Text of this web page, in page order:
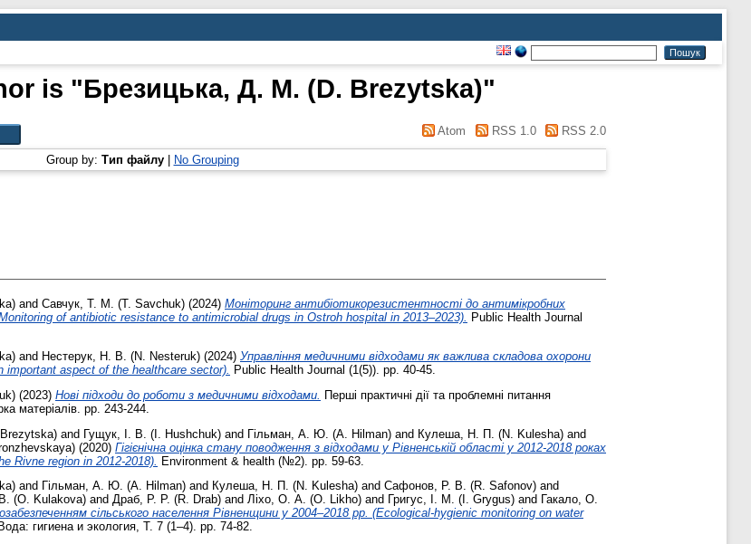
is "Брезицька, Д. М. (D. Brezytska)"
Atom RSS 1.0 RSS 2.0
Group by: Тип файлу| No Grouping
and Савчук, Т. М. (T. Savchuk) (2024) Моніторинг антибіотикорезистентності до антимікробних
of antibiotic resistance to antimicrobial drugs in Ostroh hospital in 2013–2023). Public Health Journal
and Нестерук, Н. В. (N. Nesteruk) (2024) Управління медичними відходами як важлива складова охорони
important aspect of the healthcare sector).
Public Health Journal (1(5)). pp. 40-45.
(2023) Нові підходи до роботи з медичними відходами. Перші практичні дії та проблемні питання
матеріалів. pp. 243-244.
and Гущук, І. В. (I. Hushchuk) and Гільман, А. Ю. (A. Hilman) and Кулеша, Н. П. (N. Kulesha) and
(2020) Гігієнічна оцінка стану поводження з відходами у Рівненській області у 2012-2018 роках
Rivne region in 2012-2018).
Environment & health (№2). pp. 59-63.
and Гільман, А. Ю. (A. Hilman) and Кулеша, Н. П. (N. Kulesha) and Сафонов, Р. В. (R. Safonov) and
(O. Kulakova) and Драб, Р. Р. (R. Drab) and Ліхо, О. А. (O. Likho) and Григус, І. М. (I. Grygus) and Гакало, О.
сільського населення Рівненщини у 2004–2018 рр. (Ecological-hygienic monitoring on water
Вода: гигиена и экология, Т. 7 (1–4). pp. 74-82.